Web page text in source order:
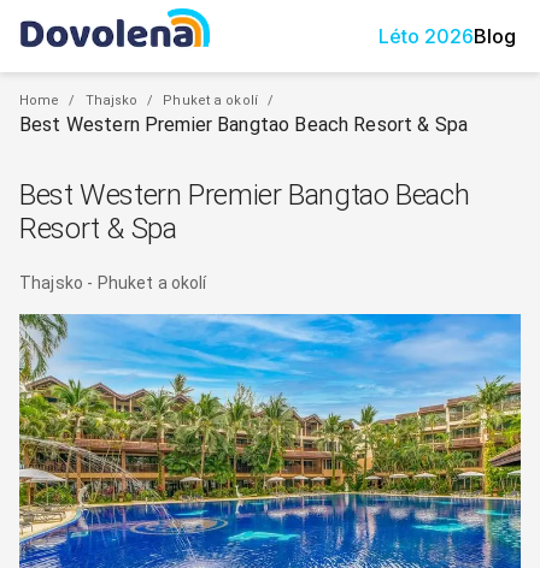
Léto 2026Blog
Home / Thajsko / Phuket a okolí /
Best Western Premier Bangtao Beach Resort & Spa
Best Western Premier Bangtao Beach
Resort & Spa
Thajsko - Phuket a okolí